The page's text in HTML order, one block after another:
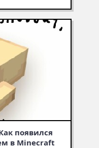
появился
в Minecraft